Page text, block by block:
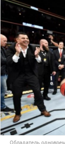
Обладатель